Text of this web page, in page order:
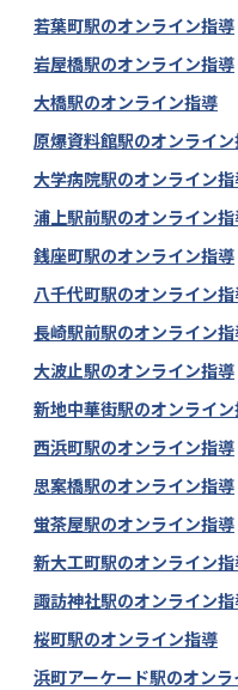
若葉町駅のオンライン指導
岩屋橋駅のオンライン指導
大橋駅のオンライン指導
原爆資料館駅のオンライ
大学病院駅のオンライン
浦上駅前駅のオンライン
銭座町駅のオンライン指導
八千代町駅のオンライン
長崎駅前駅のオンライン
大波止駅のオンライン指導
新地中華街駅のオンライ
西浜町駅のオンライン指導
思案橋駅のオンライン指導
蛍茶屋駅のオンライン指導
新大工町駅のオンライン
諏訪神社駅のオンライン
桜町駅のオンライン指導
浜町アーケード駅のオン